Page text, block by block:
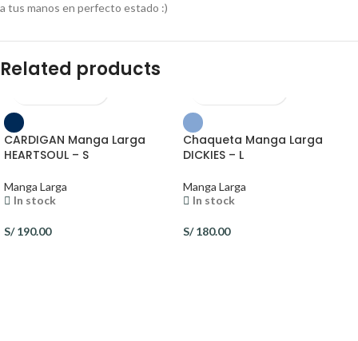
a tus manos en perfecto estado :)
Related products
CARDIGAN Manga Larga
HEARTSOUL – S
Manga Larga
In stock
S/190.00
Chaqueta Manga Larga
DICKIES – L
Manga Larga
In stock
S/180.00